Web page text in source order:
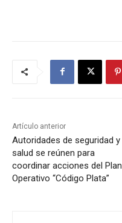
Artículo anterior
Autoridades de seguridad y
salud se reúnen para
coordinar acciones del Plan
Operativo “Código Plata”